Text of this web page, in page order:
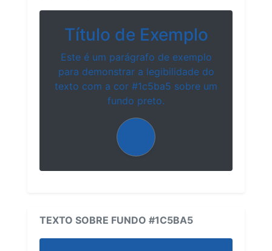
Título de Exemplo
Este é um parágrafo de exemplo
para demonstrar a legibilidade do
texto com a cor #1c5ba5 sobre um
fundo preto.
TEXTO SOBRE FUNDO #1C5BA5